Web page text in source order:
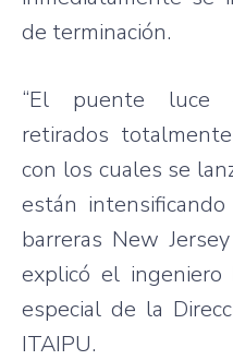
de terminación.
“El puente luce
retirados
con los cuales se
están
barreras New
explicó el ingeniero
especial de la
ITAIPU.